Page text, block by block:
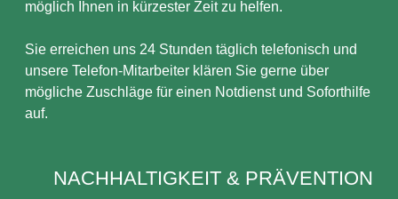
möglich Ihnen in kürzester Zeit zu helfen.
Sie erreichen uns 24 Stunden täglich telefonisch und
unsere Telefon-Mitarbeiter klären Sie gerne über
mögliche Zuschläge für einen Notdienst und Soforthilfe
auf.
NACHHALTIGKEIT & PRÄVENTION